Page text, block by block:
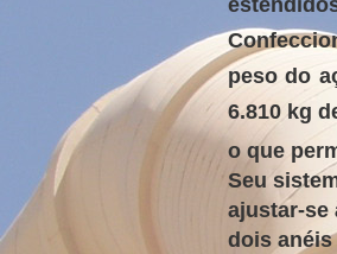
peso do
6.810 kg
o que
Seu
ajustar-se
dois